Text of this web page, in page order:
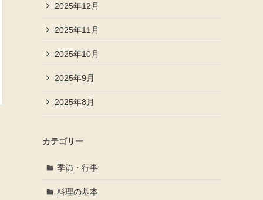
2025年12月
2025年11月
2025年10月
2025年9月
2025年8月
カテゴリー
季節・行事
料理の基本